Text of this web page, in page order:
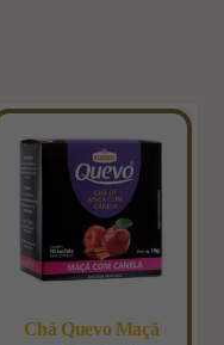
Chá Quevo Maçã